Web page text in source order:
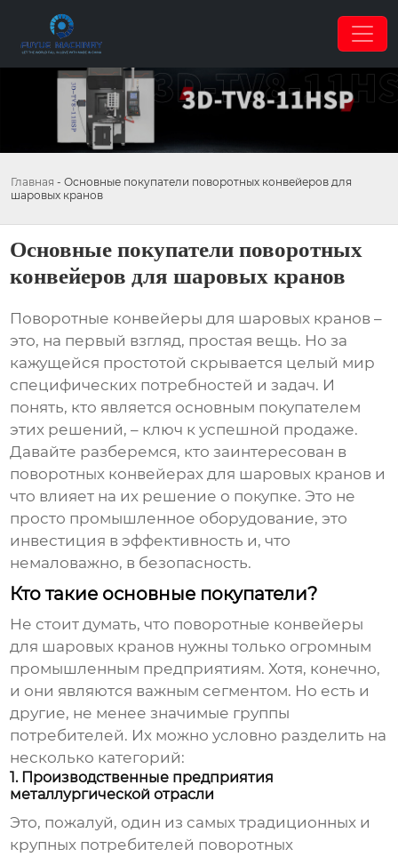
Главная - Основные покупатели поворотных конвейеров для
шаровых кранов
Основные покупатели поворотных
конвейеров для шаровых кранов
Поворотные конвейеры для шаровых кранов –
это, на первый взгляд, простая вещь. Но за
кажущейся простотой скрывается целый мир
специфических потребностей и задач. И
понять, кто является основным покупателем
этих решений, – ключ к успешной продаже.
Давайте разберемся, кто заинтересован в
поворотных конвейерах для шаровых кранов и
что влияет на их решение о покупке. Это не
просто промышленное оборудование, это
инвестиция в эффективность и, что
немаловажно, в безопасность.
Кто такие основные покупатели?
Не стоит думать, что поворотные конвейеры
для шаровых кранов нужны только огромным
промышленным предприятиям. Хотя, конечно,
и они являются важным сегментом. Но есть и
другие, не менее значимые группы
потребителей. Их можно условно разделить на
несколько категорий:
1. Производственные предприятия
металлургической отрасли
Это, пожалуй, один из самых традиционных и
крупных потребителей поворотных